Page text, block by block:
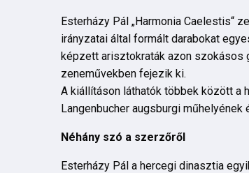
Esterházy Pál „Harmonia Caelestis“
irányzatai által formált darabokat
képzett arisztokraták azon szokásos
zeneművekben fejezik ki.
A kiállításon láthatók többek között a
Langenbucher augsburgi
Néhány szó a szerzőről
Esterházy Pál a hercegi dinasztia